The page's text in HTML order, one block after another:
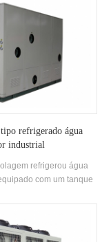
líquidos refrigerante,
e Orifice Plate
Aplicações:
em sistemas de ar
e resfriamento de
industriais
refrigerado água
industrial
refrigerou água
com um tanque
de resfriamento, com
bem conhecidos e
É equipado